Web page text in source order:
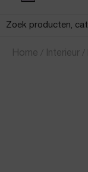
Home / Interieur /